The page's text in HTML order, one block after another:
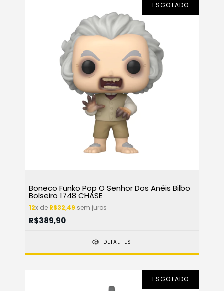
ESGOTADO
Boneco Funko Pop O Senhor Dos Anéis Bilbo
Bolseiro 1748 CHASE
12x de R$32,49 sem juros
R$389,90
DETALHES
ESGOTADO